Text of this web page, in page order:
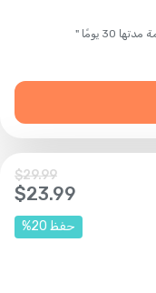
$29.99
$23.99
حفظ 20
%